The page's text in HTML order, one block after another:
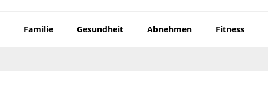
Familie Gesundheit Abnehmen Fitness